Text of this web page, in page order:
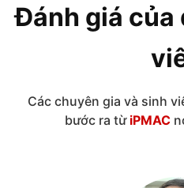
Đánh giá của
Các chuyên gia và sinh
bước ra từ iPMAC